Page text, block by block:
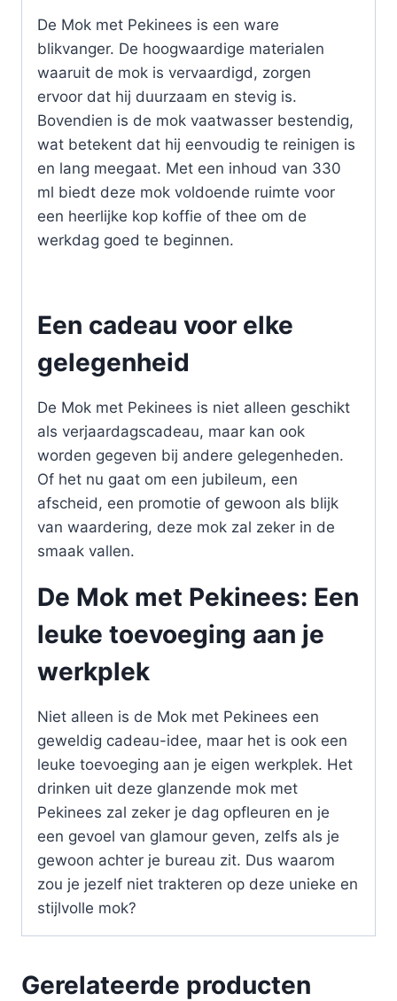
De Mok met Pekinees is een ware
blikvanger. De hoogwaardige materialen
waaruit de mok is vervaardigd, zorgen
ervoor dat hij duurzaam en stevig is.
Bovendien is de mok vaatwasser bestendig,
wat betekent dat hij eenvoudig te reinigen is
en lang meegaat. Met een inhoud van 330
ml biedt deze mok voldoende ruimte voor
een heerlijke kop koffie of thee om de
werkdag goed te beginnen.
Een cadeau voor elke
gelegenheid
De Mok met Pekinees is niet alleen geschikt
als verjaardagscadeau, maar kan ook
worden gegeven bij andere gelegenheden.
Of het nu gaat om een jubileum, een
afscheid, een promotie of gewoon als blijk
van waardering, deze mok zal zeker in de
smaak vallen.
De Mok met Pekinees: Een
leuke toevoeging aan je
werkplek
Niet alleen is de Mok met Pekinees een
geweldig cadeau-idee, maar het is ook een
leuke toevoeging aan je eigen werkplek. Het
drinken uit deze glanzende mok met
Pekinees zal zeker je dag opfleuren en je
een gevoel van glamour geven, zelfs als je
gewoon achter je bureau zit. Dus waarom
zou je jezelf niet trakteren op deze unieke en
stijlvolle mok?
Gerelateerde producten